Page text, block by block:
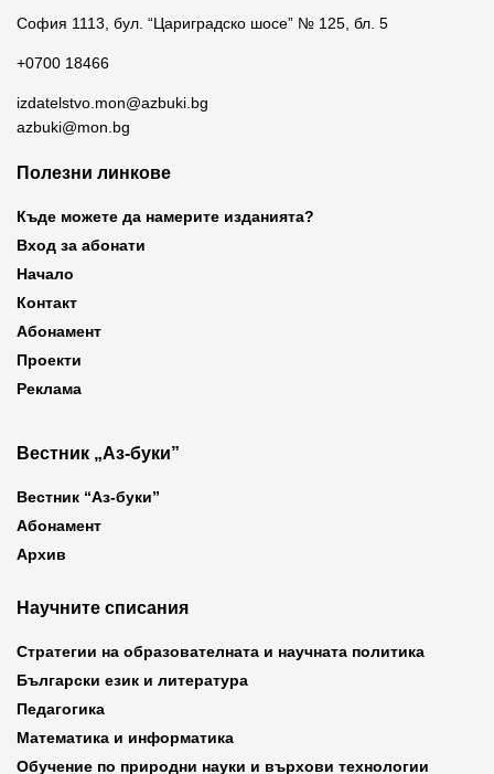
София 1113, бул. “Цариградско шосе” № 125, бл. 5
+0700 18466
izdatelstvo.mon@azbuki.bg
azbuki@mon.bg
Полезни линкове
Къде можете да намерите изданията?
Вход за абонати
Начало
Контакт
Абонамент
Проекти
Реклама
Вестник „Аз-буки”
Вестник “Аз-буки”
Абонамент
Архив
Научните списания
Стратегии на образователната и научната политика
Български език и литература
Педагогика
Математика и информатика
Обучение по природни науки и върхови технологии